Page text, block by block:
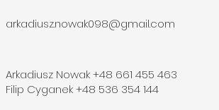
arkadiusz.nowak098@gmail.com
Arkadiusz Nowak +48 661 455 463
Filip Cyganek +48 536 354 144